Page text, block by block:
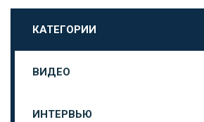
КАТЕГОРИИ
ВИДЕО
ИНТЕРВЬЮ